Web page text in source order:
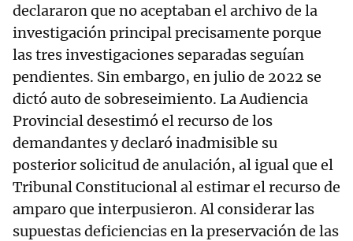
declararon que no aceptaban el archivo de la
investigación principal precisamente porque
las tres investigaciones separadas seguían
pendientes. Sin embargo, en julio de 2022 se
dictó auto de sobreseimiento. La Audiencia
Provincial desestimó el recurso de los
demandantes y declaró inadmisible su
posterior solicitud de anulación, al igual que el
Tribunal Constitucional al estimar el recurso de
amparo que interpusieron. Al considerar las
supuestas deficiencias en la preservación de las